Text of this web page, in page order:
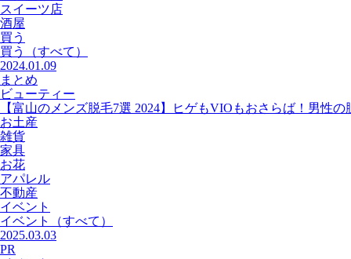
スイーツ店
酒屋
買う
買う
（すべて）
2024.01.09
まとめ
ビューティー
【富山のメンズ脱毛7選 2024】ヒゲもVIOもおさらば！男性
お土産
雑貨
家具
お花
アパレル
不動産
イベント
イベント
（すべて）
2025.03.03
PR